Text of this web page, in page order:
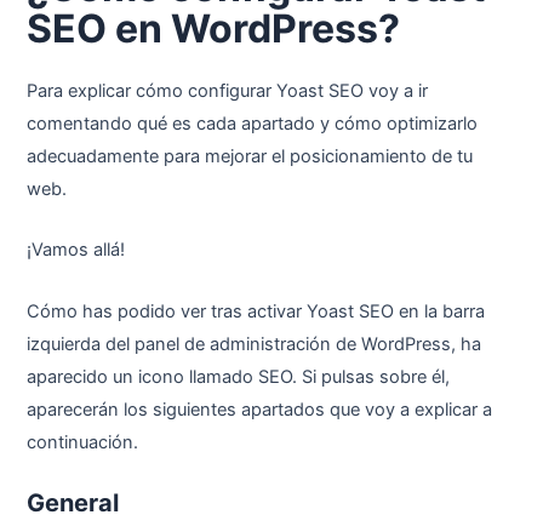
SEO en WordPress?
Para explicar cómo configurar Yoast SEO voy a ir
comentando qué es cada apartado y cómo optimizarlo
adecuadamente para mejorar el posicionamiento de tu
web.
¡Vamos allá!
Cómo has podido ver tras activar Yoast SEO en la barra
izquierda del panel de administración de WordPress, ha
aparecido un icono llamado SEO. Si pulsas sobre él,
aparecerán los siguientes apartados que voy a explicar a
continuación.
General